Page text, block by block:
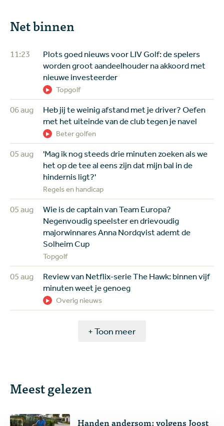
Net binnen
11:23
Plots goed nieuws voor LIV Golf: de spelers
worden groot aandeelhouder na akkoord met
nieuwe investeerder
Topgolf
06 aug
Heb jij te weinig afstand met je driver? Oefen
met het uiteinde van de club tegen je navel
Beter golfen
05 aug
'Mag ik nog steeds drie minuten zoeken als we
het op de tee al eens zijn dat mijn bal in de
hindernis ligt?'
Regels en handicap
05 aug
Wie is de captain van Team Europa?
Negenvoudig speelster en drievoudig
majorwinnares Anna Nordqvist ademt de
Solheim Cup
Topgolf
05 aug
Review van Netflix-serie The Hawk: binnen vijf
minuten weet je genoeg
Overig nieuws
+ Toon meer
Meest gelezen
Handen andersom: volgens Joost